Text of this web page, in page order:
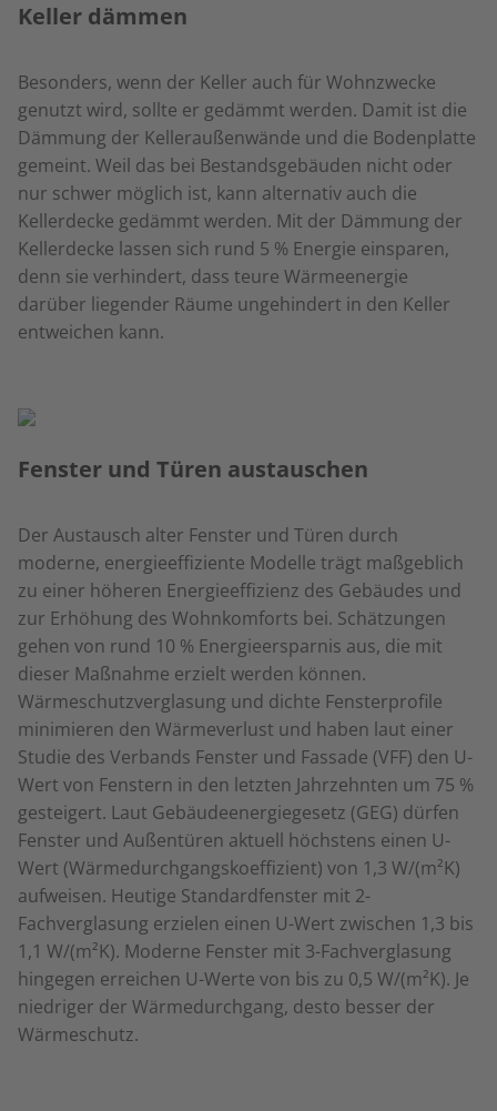
Keller dämmen
Besonders, wenn der Keller auch für Wohnzwecke
genutzt wird, sollte er gedämmt werden. Damit ist die
Dämmung der Kelleraußenwände und die Bodenplatte
gemeint. Weil das bei Bestandsgebäuden nicht oder
nur schwer möglich ist, kann alternativ auch die
Kellerdecke gedämmt werden. Mit der Dämmung der
Kellerdecke lassen sich rund 5 % Energie einsparen,
denn sie verhindert, dass teure Wärmeenergie
darüber liegender Räume ungehindert in den Keller
entweichen kann.
Fenster und Türen austauschen
Der Austausch alter Fenster und Türen durch
moderne, energieeffiziente Modelle trägt maßgeblich
zu einer höheren Energieeffizienz des Gebäudes und
zur Erhöhung des Wohnkomforts bei. Schätzungen
gehen von rund 10 % Energieersparnis aus, die mit
dieser Maßnahme erzielt werden können.
Wärmeschutzverglasung und dichte Fensterprofile
minimieren den Wärmeverlust und haben laut einer
Studie des Verbands Fenster und Fassade (VFF) den U-
Wert von Fenstern in den letzten Jahrzehnten um 75 %
gesteigert. Laut Gebäudeenergiegesetz (GEG) dürfen
Fenster und Außentüren aktuell höchstens einen U-
Wert (Wärmedurchgangskoeffizient) von 1,3 W/(m²K)
aufweisen. Heutige Standardfenster mit 2-
Fachverglasung erzielen einen U-Wert zwischen 1,3 bis
1,1 W/(m²K). Moderne Fenster mit 3-Fachverglasung
hingegen erreichen U-Werte von bis zu 0,5 W/(m²K). Je
niedriger der Wärmedurchgang, desto besser der
Wärmeschutz.